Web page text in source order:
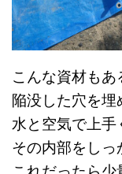
こんな資材もあ
陥没した穴を埋
水と空気で上手
その内部をしっ